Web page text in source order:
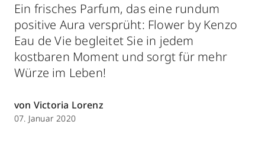
Ein frisches Parfum, das eine rundum
positive Aura versprüht: Flower by Kenzo
Eau de Vie begleitet Sie in jedem
kostbaren Moment und sorgt für mehr
Würze im Leben!
von Victoria Lorenz
07. Januar 2020